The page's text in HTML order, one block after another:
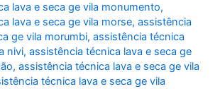
lava e seca ge vila monumento,
lava e seca ge vila morse,assistência
ge vila morumbi,assistência técnica
nivi,assistência técnica lava e seca ge
,assistência técnica lava e seca ge vila
técnica lava e seca ge vila